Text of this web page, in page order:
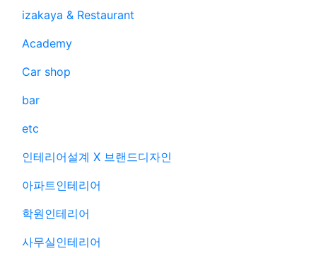
izakaya & Restaurant
Academy
Car shop
bar
etc
인테리어설계 X 브랜드디자인
아파트인테리어
학원인테리어
사무실인테리어